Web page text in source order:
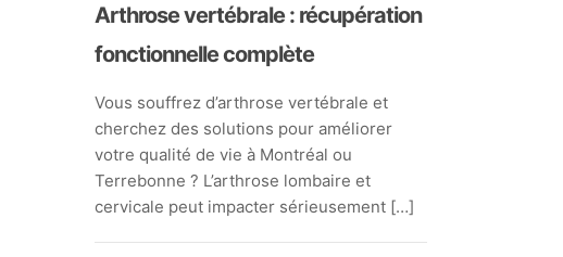
Arthrose vertébrale : récupération
fonctionnelle complète
Vous souffrez d’arthrose vertébrale et
cherchez des solutions pour améliorer
votre qualité de vie à Montréal ou
Terrebonne ? L’arthrose lombaire et
cervicale peut impacter sérieusement[…]